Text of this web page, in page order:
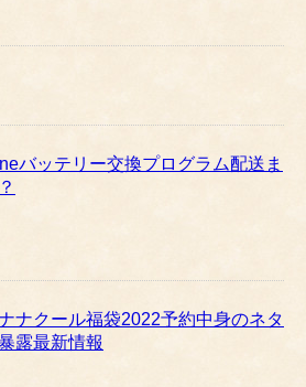
バッテリー交換プログラム配送ま
ナクール福袋2022予約中身のネタ
露最新情報